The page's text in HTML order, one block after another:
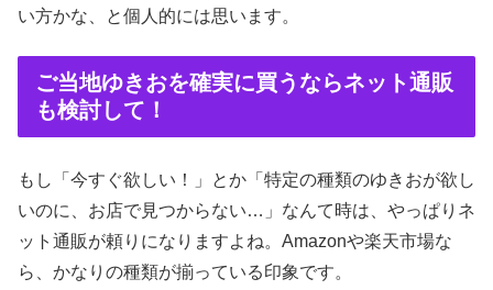
い方かな、と個人的には思います。
ご当地ゆきおを確実に買うならネット通販
も検討して！
もし「今すぐ欲しい！」とか「特定の種類のゆきおが欲し
いのに、お店で見つからない…」なんて時は、やっぱりネ
ット通販が頼りになりますよね。Amazonや楽天市場な
ら、かなりの種類が揃っている印象です。